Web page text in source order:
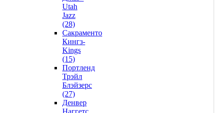
Utah
Jazz
(28)
Сакраменто
Кингз-
Kings
(15)
Портленд
Трэйл
Блэйзерс
(27)
Денвер
Наггетс